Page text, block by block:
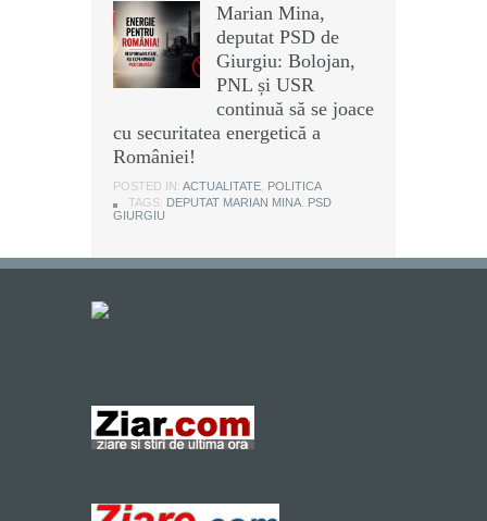
Marian Mina,
deputat PSD de
Giurgiu: Bolojan,
PNL și USR
continuă să se joace
cu securitatea energetică a
României!
POSTED IN: ACTUALITATE POLITICA
TAGS: DEPUTAT MARIAN MINA PSD
GIURGIU